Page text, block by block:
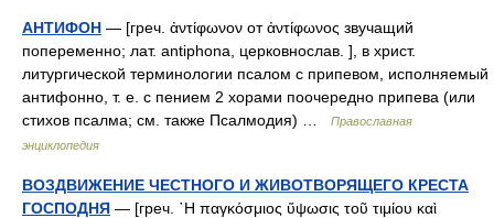
АНТИФОН — [греч. ἀντίφωνον от ἀντίφωνος звучащий
попеременно; лат. antiphona, церковнослав. ], в христ.
литургической терминологии псалом с припевом, исполняемый
антифонно, т. е. с пением 2 хорами поочередно припева (или
стихов псалма; см. также Псалмодия) …
Православная
энциклопедия
ВОЗДВИЖЕНИЕ ЧЕСТНОГО И ЖИВОТВОРЯЩЕГО КРЕСТА
ГОСПОДНЯ — [греч. ῾Η παγκόσμιος ὕψωσις τοῦ τιμίου καὶ